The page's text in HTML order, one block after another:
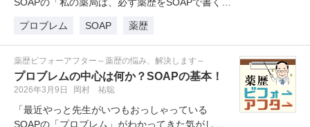
プロブレム
SOAP 薬歴
薬歴ビフォーアフター～薬歴の悩み、解決します～
プロブレムの中心は何か？SOAPの基本！
2026年3月9日 岡村 祐聡
「最近やっと先生がいつもおっしゃっている
SOAPの「プロブレム」がわかってきた気がしま